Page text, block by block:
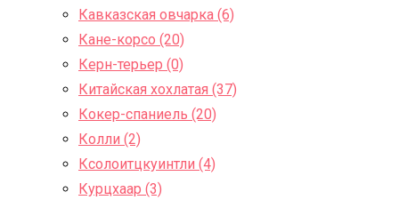
Кавказская овчарка (6)
Кане-корсо (20)
Керн-терьер (0)
Китайская хохлатая (37)
Кокер-спаниель (20)
Колли (2)
Ксолоитцкуинтли (4)
Курцхаар (3)